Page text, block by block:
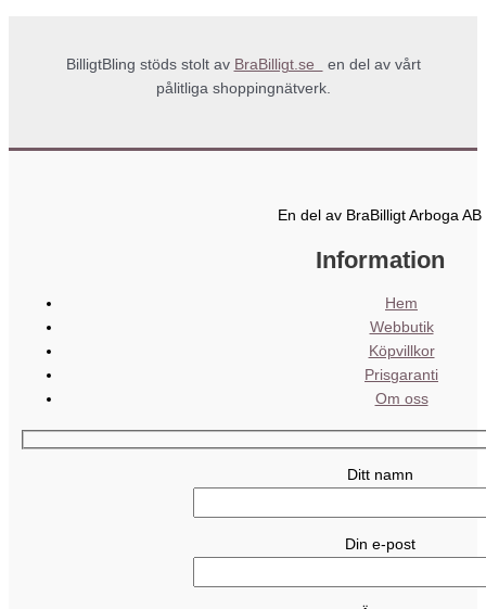
BilligtBling stöds stolt av BraBilligt.se
en del av vårt
pålitliga shoppingnätverk.
En del av BraBilligt Arboga AB
Information
Hem
Webbutik
Köpvillkor
Prisgaranti
Om oss
Ditt namn
Din e-post